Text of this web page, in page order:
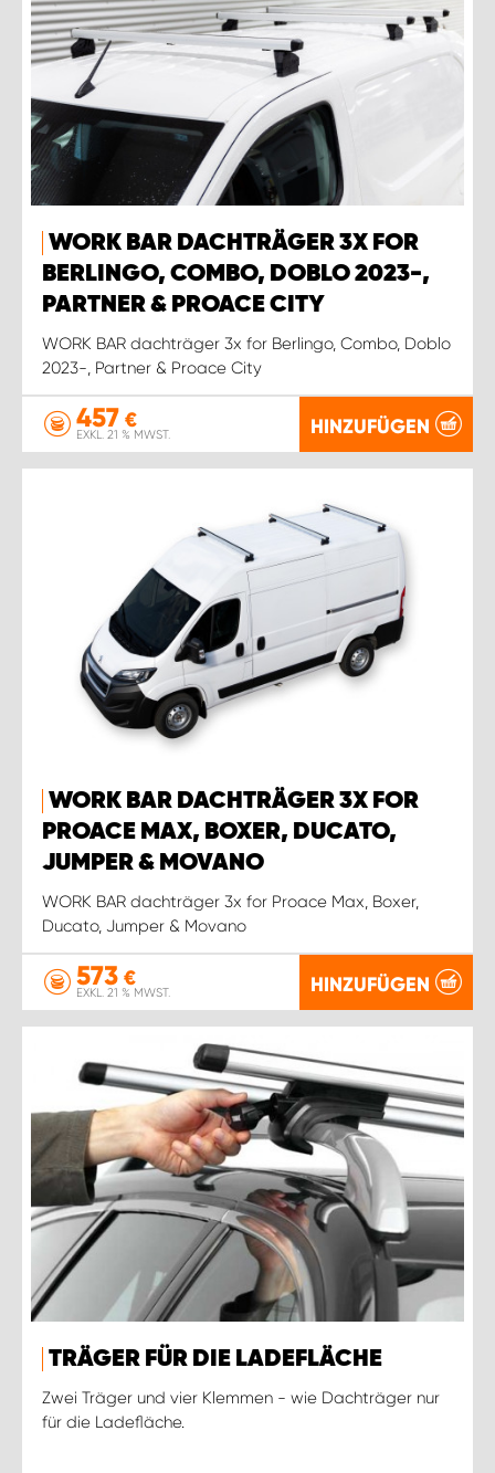
WORK BAR DACHTRÄGER 3X FOR
BERLINGO, COMBO, DOBLO 2023-,
PARTNER & PROACE CITY
WORK BAR dachträger 3x for Berlingo, Combo, Doblo
2023-, Partner & Proace City
457 €
EXKL. 21 % MWST. HINZUFÜGEN
WORK BAR DACHTRÄGER 3X FOR
PROACE MAX, BOXER, DUCATO,
JUMPER & MOVANO
WORK BAR dachträger 3x for Proace Max, Boxer,
Ducato, Jumper & Movano
573 €
EXKL. 21 % MWST. HINZUFÜGEN
TRÄGER FÜR DIE LADEFLÄCHE
Zwei Träger und vier Klemmen - wie Dachträger nur
für die Ladefläche.